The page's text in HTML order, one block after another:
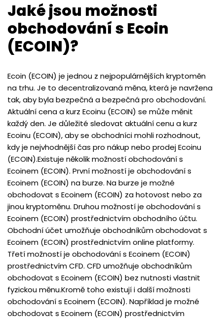
Jaké jsou možnosti
obchodování s Ecoin
(ECOIN)?
Ecoin (ECOIN) je jednou z nejpopulárnějších kryptoměn
na trhu. Je to decentralizovaná měna, která je navržena
tak, aby byla bezpečná a bezpečná pro obchodování.
Aktuální cena a kurz Ecoinu (ECOIN) se může měnit
každý den. Je důležité sledovat aktuální cenu a kurz
Ecoinu (ECOIN), aby se obchodníci mohli rozhodnout,
kdy je nejvhodnější čas pro nákup nebo prodej Ecoinu
(ECOIN).Existuje několik možností obchodování s
Ecoinem (ECOIN). První možností je obchodování s
Ecoinem (ECOIN) na burze. Na burze je možné
obchodovat s Ecoinem (ECOIN) za hotovost nebo za
jinou kryptoměnu. Druhou možností je obchodování s
Ecoinem (ECOIN) prostřednictvím obchodního účtu.
Obchodní účet umožňuje obchodníkům obchodovat s
Ecoinem (ECOIN) prostřednictvím online platformy.
Třetí možností je obchodování s Ecoinem (ECOIN)
prostřednictvím CFD. CFD umožňuje obchodníkům
obchodovat s Ecoinem (ECOIN) bez nutnosti vlastnit
fyzickou měnu.Kromě toho existují i další možnosti
obchodování s Ecoinem (ECOIN). Například je možné
obchodovat s Ecoinem (ECOIN) prostřednictvím